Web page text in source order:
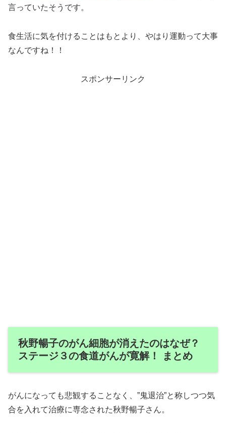
言っていたそうです。
食生活に気を付けることはもとより、やはり運動って大事
なんですね！！
スポンサーリンク
秋野暢子のがん細胞が消えたのはなぜ？
ステージ３の食道がんが寛解！ まとめ
がんになっても悲観することなく、”鬼退治”と称しつつ気
合を入れて治療に専念された秋野暢子さん。